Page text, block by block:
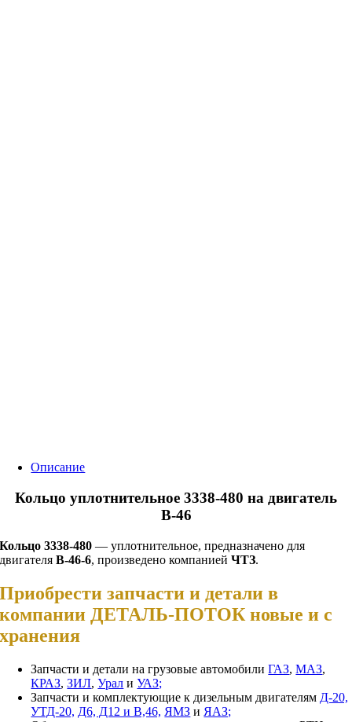
Описание
Кольцо уплотнительное 3338-480 на двигатель
В-46
Кольцо 3338-480 — уплотнительное, предназначено для
двигателяВ-46-6, произведено компаниейЧТЗ.
Приобрести запчасти и детали в
компании ДЕТАЛЬ-ПОТОК новые и с
хранения
Запчасти и детали на грузовые автомобилиГАЗ,МАЗ,
КРАЗ,ЗИЛ,Урал иУАЗ;
Запчасти и комплектующие к дизельным двигателям Д-20,
УТД-20, Д6, Д12 и В,46, ЯМЗ и ЯАЗ;